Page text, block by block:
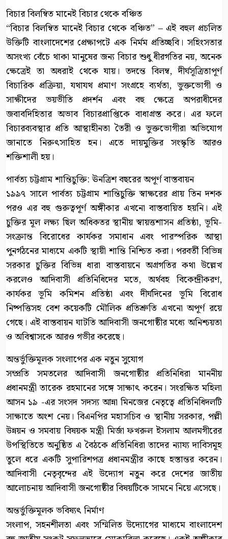
বিচার বিলম্বিত মানেই বিচার থেকে বঞ্চিত
“বিচার বিলম্বিত মানেই বিচার থেকে বঞ্চিত” – এই বহুল প্রচলিত
উক্তিটি বাংলাদেশের প্রেক্ষাপটে এক নির্মম প্রতিচ্ছবি। সহিংসতার
অসংখ্য বেঁচে থাকা মানুষের জন্য বিচার শুধু ধীরগতির নয়, অনেক
ক্ষেত্রেই তা অধরাই থেকে যায়। তদন্তে বিলম্ব, দীর্ঘসূত্রিতাপূর্ণ
বিচারিক প্রক্রিয়া, যথাযথ প্রমাণ সংগ্রহে ব্যর্থতা, ভুক্তভোগী ও
সাক্ষীদের ভয়ভীতি প্রদর্শন এবং বহু ক্ষেত্রে অপরাধীদের
জবাবদিহিতার অভাব বিচারপ্রাপ্তিকে বাধাগ্রস্ত করে। এর ফলে
বিচারব্যবস্থার প্রতি আস্থাহীনতা তৈরী ও ভুক্তভোগীরা অভিযোগ
জানাতে নিরুৎসাহিত হন। এতে দায়মুক্তির সংস্কৃতি আরও
শক্তিশালী হয়।
পার্বত্য চট্টগ্রাম শান্তিচুক্তি: ঊনত্রিশ বছরের অপূর্ণ বাস্তবায়ন
১৯৯৭ সালে পার্বত্য চট্টগ্রাম শান্তিচুক্তি স্বাক্ষরের প্রায় তিন দশক
পরও এর বহু গুরুত্বপূর্ণ অঙ্গীকার এখনো বাস্তবায়িত হয়নি। এই
চুক্তির মূল লক্ষ্য ছিল অধিকতর স্থানীয় স্বায়ত্তশাসন প্রতিষ্ঠা, ভূমি-
সংক্রান্ত বিরোধের কার্যকর সমাধান এবং পারস্পরিক আস্থা
পুনর্গঠনের মাধ্যমে একটি স্থায়ী শান্তি নিশ্চিত করা। পরবর্তী বিভিন্ন
সরকার চুক্তির বিভিন্ন ধারা বাস্তবায়নে অগ্রগতির কথা উল্লেখ
করলেও আদিবাসী প্রতিনিধিদের মতে, অর্থবহ বিকেন্দ্রীকরণ,
কার্যকর ভূমি কমিশন প্রতিষ্ঠা এবং দীর্ঘদিনের ভূমি বিরোধ
নিষ্পত্তিসহ বেশ কয়েকটি মৌলিক প্রতিশ্রুতি এখনো অপূর্ণ রয়ে
গেছে। এই বাস্তবায়ন ঘাটতি আদিবাসী জনগোষ্ঠীর মধ্যে অনিশ্চয়তা
ও অবিশ্বাসকে আরও গভীর করেছে।
অন্তর্ভুক্তিমূলক সংলাপের এক নতুন সুযোগ
সম্প্রতি সমতলের আদিবাসী জনগোষ্ঠীর প্রতিনিধিরা মাননীয়
প্রধানমন্ত্রী তারেক রহমানের সঙ্গে সাক্ষাৎ করেন। সংরক্ষিত মহিলা
আসন ১৯ -এর সংসদ সদস্য আন্না মিনজের নেতৃত্বে প্রতিনিধিদলটি
সাক্ষাতে অংশ নেয়। বিএনপির মহাসচিব ও স্থানীয় সরকার, পল্লী
উন্নয়ন ও সমবায় বিষয়ক মন্ত্রী মির্জা ফখরুল ইসলাম আলমগীরের
উপস্থিতিতে অনুষ্ঠিত এ বৈঠকে প্রতিনিধিরা তাদের ন্যায্য দাবিসমূহ
তুলে ধরে একটি সুপারিশপত্র প্রধানমন্ত্রীর কাছে হস্তান্তর করেন।
আদিবাসী নেতৃবৃন্দের এই উদ্যোগ নতুন করে দেশের জাতীয়
আলোচনায় আদিবাসী জনগোষ্ঠীর বিষয়টিকে সামনে নিয়ে এসেছে।
অন্তর্ভুক্তিমূলক ভবিষ্যৎ নির্মাণ
সংলাপ, সহনশীলতা এবং সম্মিলিত উদ্যোগের মাধ্যমে বাংলাদেশ